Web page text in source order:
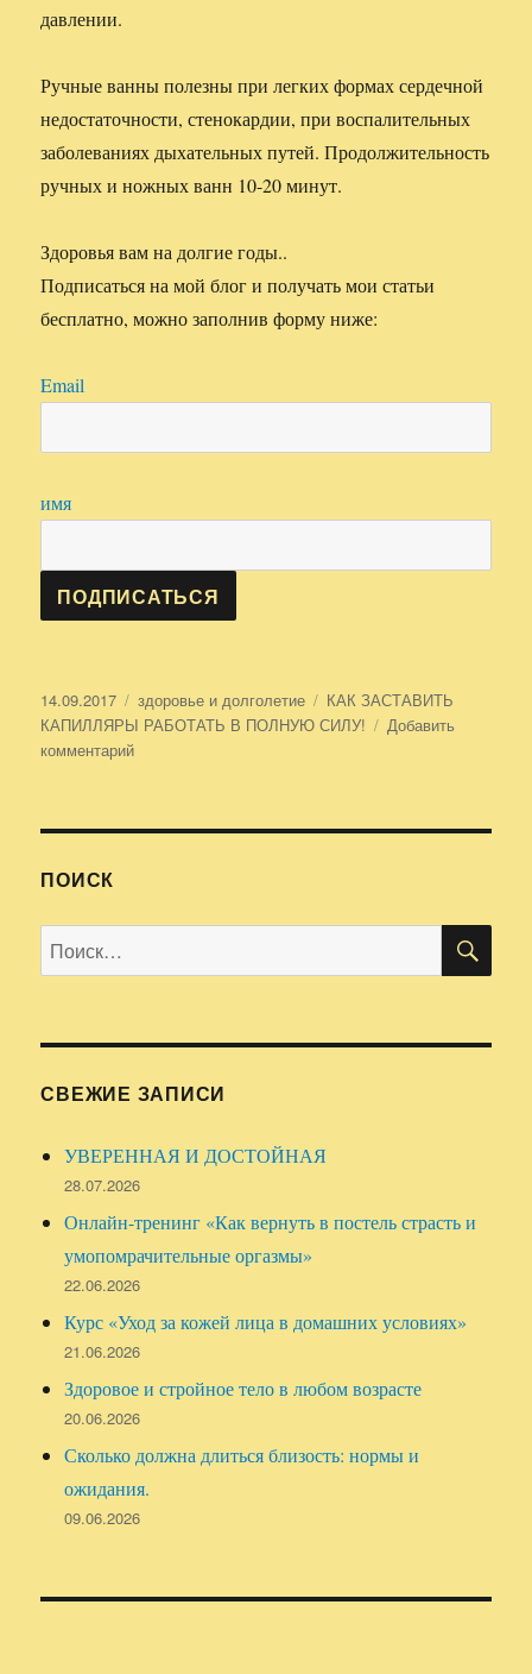
давлении.
Ручные ванны полезны при легких формах сердечной
недостаточности, стенокардии, при воспалительных
заболеваниях дыхательных путей. Продолжительность
ручных и ножных ванн 10-20 минут.
Здоровья вам на долгие годы..
Подписаться на мой блог и получать мои статьи
бесплатно, можно заполнив форму ниже:
Email
имя
ПОДПИСАТЬСЯ
Опубликовано
14.09.2017 Рубрики
здоровье и долголетие Метки
КАК ЗАСТАВИТЬ
КАПИЛЛЯРЫ РАБОТАТЬ В ПОЛНУЮ СИЛУ!
Добавить
комментарий
ЗАСТАВИТЬ
ПОЛНУЮ
ПОИСК
Искать:
СВЕЖИЕ ЗАПИСИ
УВЕРЕННАЯ И ДОСТОЙНАЯ
28.07.2026
Онлайн-тренинг «Как вернуть в постель страсть и
умопомрачительные оргазмы»
22.06.2026
Курс «Уход за кожей лица в домашних условиях»
21.06.2026
Здоровое и стройное тело в любом возрасте
20.06.2026
Сколько должна длиться близость: нормы и
ожидания.
09.06.2026